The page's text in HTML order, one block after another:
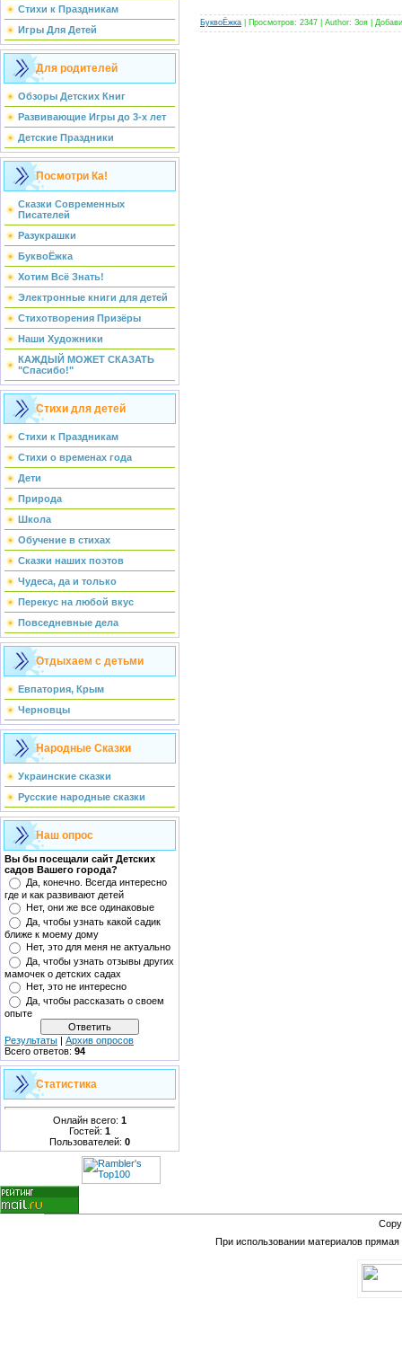
Стихи к Праздникам
Игры Для Детей
Для родителей
Обзоры Детских Книг
Развивающие Игры до 3-х лет
Детские Праздники
Посмотри Ка!
Сказки Современных
Писателей
Разукрашки
БуквоЁжка
Хотим Всё Знать!
Электронные книги для детей
Стихотворения Призёры
Наши Художники
КАЖДЫЙ МОЖЕТ СКАЗАТЬ
"Спасибо!"
Стихи для детей
Стихи к Праздникам
Стихи о временах года
Дети
Природа
Школа
Обучение в стихах
Сказки наших поэтов
Чудеса, да и только
Перекус на любой вкус
Повседневные дела
Отдыхаем с детьми
Евпатория, Крым
Черновцы
Народные Сказки
Украинские сказки
Русские народные сказки
Наш опрос
Вы бы посещали сайт Детских
садов Вашего города?
Да, конечно. Всегда интересно
где и как развивают детей
Нет, они же все одинаковые
Да, чтобы узнать какой садик
ближе к моему дому
Нет, это для меня не актуально
Да, чтобы узнать отзывы других
мамочек о детских садах
Нет, это не интересно
Да, чтобы рассказать о своем
опыте
Результаты | Архив опросов
Всего ответов: 94
Статистика
Онлайн всего: 1
Гостей: 1
Пользователей: 0
БуквоЁжка | Просмотров: 2347 | Author: Зоя |
При использовании материалов